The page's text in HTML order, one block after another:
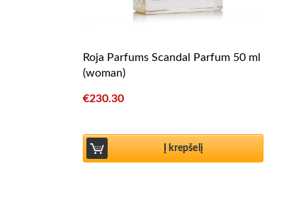
Roja Parfums Scandal Parfum 50 ml
(woman)
€230.30
Į krepšelį